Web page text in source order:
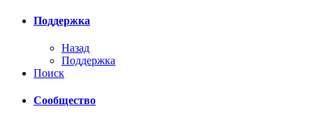
Поддержка
Назад
Поддержка
Поиск
Сообщество